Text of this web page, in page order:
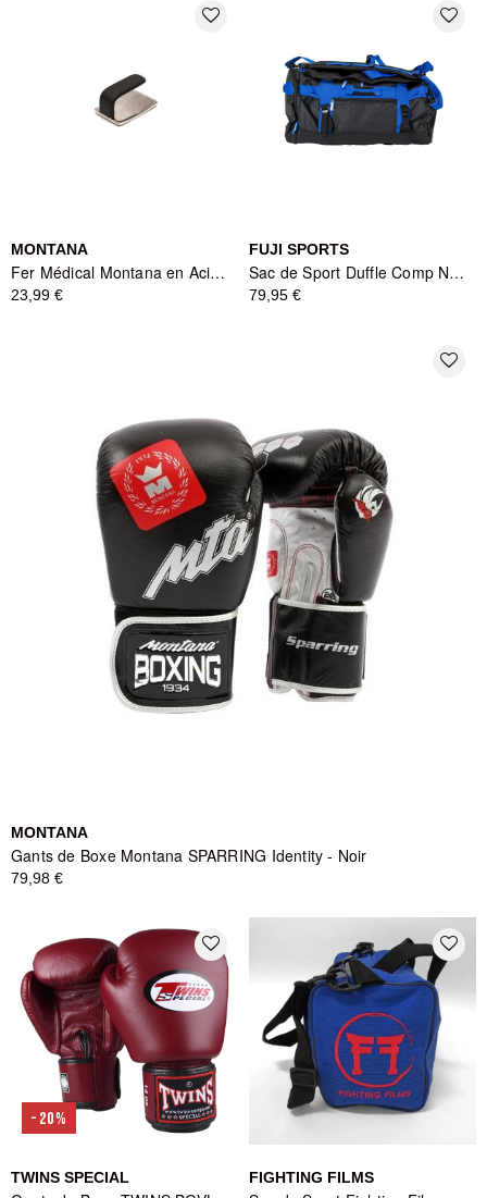
favorite_border
MONTANA
Fer Médical Montana en Acier - Métal
23,99 €
favorite_border
FUJI SPORTS
Sac de Sport Duffle Comp Noir/Bleu - Fuji Sports
79,95 €
favorite_border
MONTANA
Gants de Boxe Montana SPARRING Identity - Noir
79,98 €
-20%
favorite_border
TWINS SPECIAL
favorite_border
FIGHTING FILMS